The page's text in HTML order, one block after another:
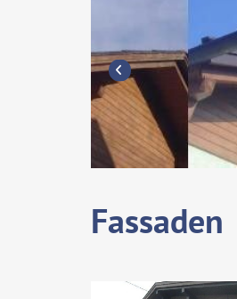
Fassaden